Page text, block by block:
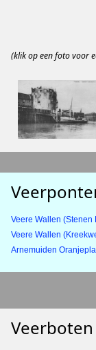
(klik op een foto voor
Veere Wallen (Stenen
Veere Wallen
Arnemuiden